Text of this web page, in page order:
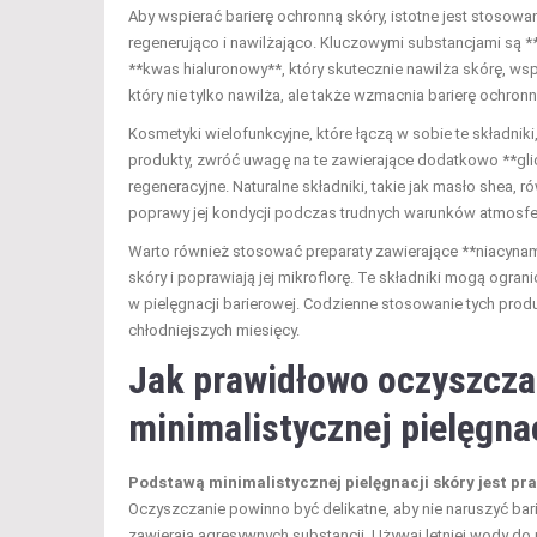
Aby wspierać barierę ochronną skóry, istotne jest
regenerująco i nawilżająco. Kluczowymi substancjami są
**kwas hialuronowy**, który skutecznie nawilża skórę,
który nie tylko nawilża, ale także wzmacnia barierę
Kosmetyki wielofunkcyjne, które łączą w sobie te
produkty, zwróć uwagę na te zawierające dodatkowo
regeneracyjne. Naturalne składniki, takie jak masło
poprawy jej kondycji podczas trudnych warunków
Warto również stosować preparaty zawierające
skóry i poprawiają jej mikroflorę. Te składniki mogą
w pielęgnacji barierowej. Codzienne stosowanie tych
chłodniejszych miesięcy.
Jak prawidłowo
minimalistycznej
Podstawą minimalistycznej pielęgnacji skóry jest
Oczyszczanie powinno być delikatne, aby nie naruszyć